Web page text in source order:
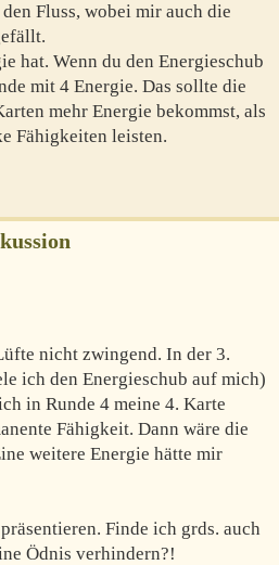
Fluss, wobei mir auch die
hat. Wenn du den Energieschub
mit 4 Energie. Das sollte die
mehr Energie bekommst, als
Fähigkeiten leisten.
nicht zwingend. In der 3.
ich den Energieschub auf mich)
in Runde 4 meine 4. Karte
Fähigkeit. Dann wäre die
weitere Energie hätte mir
Finde ich grds. auch
Ödnis verhindern?!